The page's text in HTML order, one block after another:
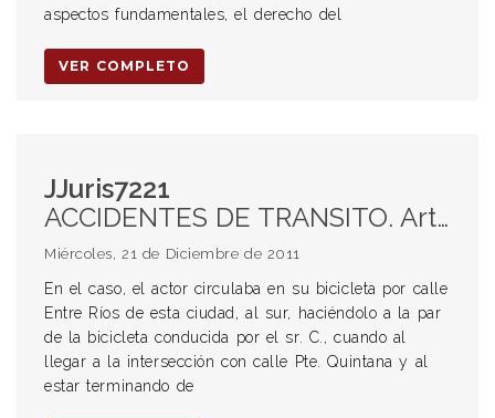
aspectos fundamentales, el derecho del
VER COMPLETO
JJuris7221
ACCIDENTES DE TRANSITO. Art. 1113, párrafo 2° del C.C..Eximentes de responsabilidad. Jurisprudencia. Daños causados por el riesgo de la cosa. Responsabilidad del dueño o guardián. Responsabilidad emergente de los accidentes causados con vehículos en movimiento. Prueba. Carga de la prueba. Art. 39, inc. B de la Ley Nacional de Tránsito. Prioridad de paso. Encrucijada. Factor de atribución. Falta de casco. Uso obligatorio del casco. Indemnización. Monto. Integridad física. Lesiones físicas. Procedencia de su indemnización.
Miércoles, 21 de Diciembre de 2011
En el caso, el actor circulaba en su bicicleta por calle
Entre Ríos de esta ciudad, al sur, haciéndolo a la par
de la bicicleta conducida por el sr. C., cuando al
llegar a la intersección con calle Pte. Quintana y al
estar terminando de